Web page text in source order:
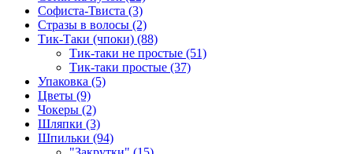
Софиста-Твиста (3)
Стразы в волосы (2)
Тик-Таки (чпоки) (88)
Тик-таки не простые (51)
Тик-таки простые (37)
Упаковка (5)
Цветы (9)
Чокеры (2)
Шляпки (3)
Шпильки (94)